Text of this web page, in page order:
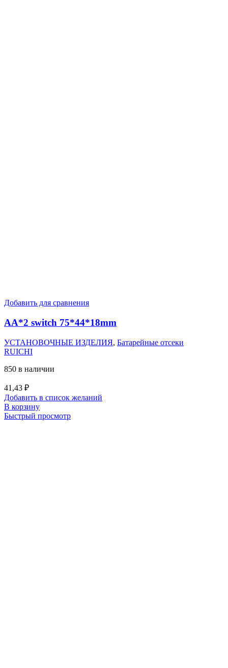
Добавить для сравнения
AA*2 switch 75*44*18mm
УСТАНОВОЧНЫЕ ИЗДЕЛИЯ, Батарейные отсеки
RUICHI
850 в наличии
41,43 ₽
Добавить в список желаний
В корзину
Быстрый просмотр